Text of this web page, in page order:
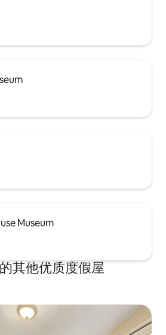
Museum
其他优质度假屋